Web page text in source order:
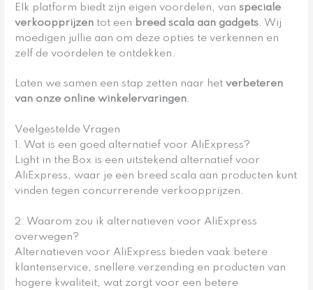
Elk platform biedt zijn eigen voordelen, vanspeciale
verkoopprijzen tot een breed scala aan gadgets. Wij
moedigen jullie aan om deze opties te verkennen en
zelf de voordelen te ontdekken.
Laten we samen een stap zetten naar hetverbeteren
van onze online winkelervaringen.
Veelgestelde Vragen
1. Wat is een goed alternatief voor AliExpress?
Light in the Box is een uitstekend alternatief voor
AliExpress, waar je een breed scala aan producten kunt
vinden tegen concurrerende verkoopprijzen.
2. Waarom zou ik alternatieven voor AliExpress
overwegen?
Alternatieven voor AliExpress bieden vaak betere
klantenservice, snellere verzending en producten van
hogere kwaliteit, wat zorgt voor een betere